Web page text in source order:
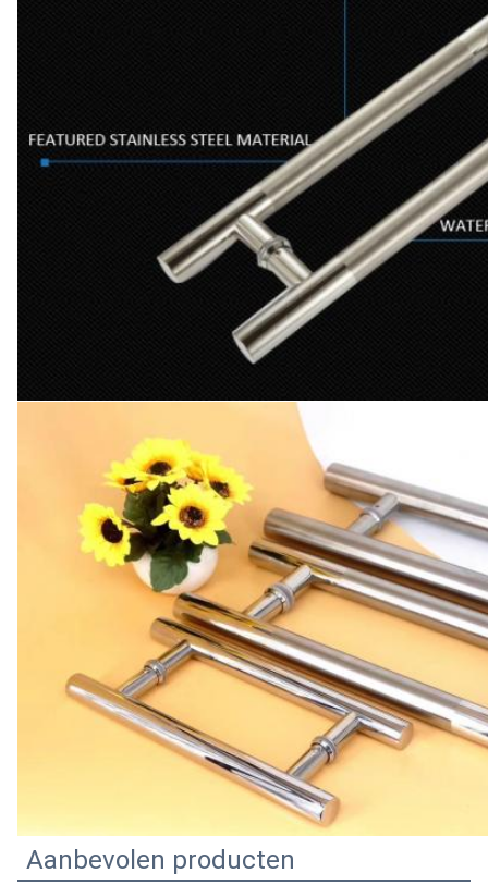
Aanbevolen producten